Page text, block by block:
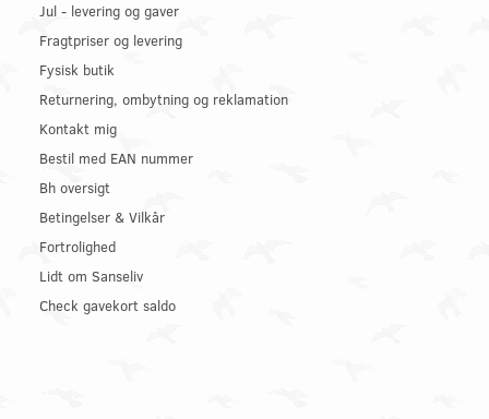
Jul - levering og gaver
Fragtpriser og levering
Fysisk butik
Returnering, ombytning og reklamation
Kontakt mig
Bestil med EAN nummer
Bh oversigt
Betingelser & Vilkår
Fortrolighed
Lidt om Sanseliv
Check gavekort saldo